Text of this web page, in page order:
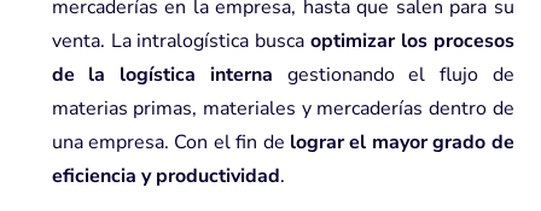
mercaderías en la empresa, hasta que salen para su
venta. La intralogística busca optimizar los procesos
de la logística interna gestionando el flujo de
materias primas, materiales y mercaderías dentro de
una empresa. Con el fin de lograr el mayor grado de
eficiencia y productividad.